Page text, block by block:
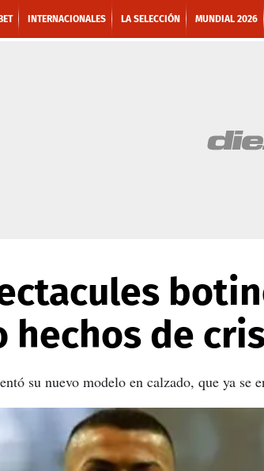
INTERNACIONALES LA SELECCIÓN MUNDIAL 2026
hechos de
su nuevo modelo en calzado, que ya se